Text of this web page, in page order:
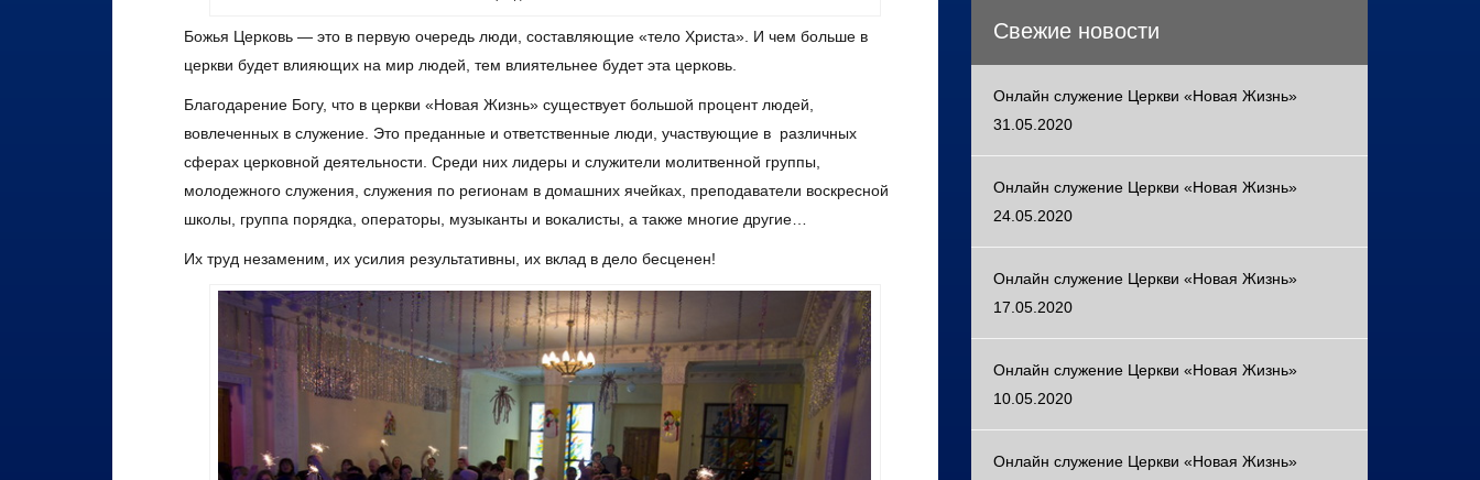
Божья Церковь — это в первую очередь люди, составляющие «тело Христа». И чем больше в
церкви будет влияющих на мир людей, тем влиятельнее будет эта церковь.
Благодарение Богу, что в церкви «Новая Жизнь» существует большой процент людей,
вовлеченных в служение. Это преданные и ответственные люди, участвующие в различных
сферах церковной деятельности. Среди них лидеры и служители молитвенной группы,
молодежного служения, служения по регионам в домашних ячейках, преподаватели воскресной
школы, группа порядка, операторы, музыканты и вокалисты, а также многие другие…
Их труд незаменим, их усилия результативны, их вклад в дело бесценен!
Свежие новости
Онлайн служение Церкви «Новая Жизнь»
31.05.2020
Онлайн служение Церкви «Новая Жизнь»
24.05.2020
Онлайн служение Церкви «Новая Жизнь»
17.05.2020
Онлайн служение Церкви «Новая Жизнь»
10.05.2020
Онлайн служение Церкви «Новая Жизнь»